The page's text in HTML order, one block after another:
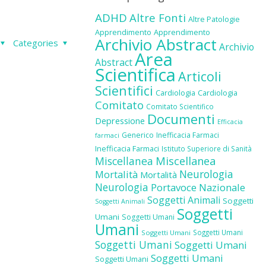
Categories
ADHD Altre Fonti Altre Patologie
Apprendimento Apprendimento
Archivio Abstract Archivio
AbstractArea
Scientifica Articoli
Scientifici Cardiologia Cardiologia
Comitato Comitato Scientifico
Depressione Documenti Efficacia
farmaci Generico Inefficacia Farmaci
Inefficacia Farmaci Istituto Superiore di Sanità
Miscellanea Miscellanea
Mortalità Mortalità Neurologia
Neurologia Portavoce Nazionale
Soggetti Animali Soggetti Animali Soggetti
Umani Soggetti Umani Soggetti
Umani Soggetti Umani Soggetti Umani
Soggetti Umani Soggetti Umani
Soggetti Umani Soggetti Umani